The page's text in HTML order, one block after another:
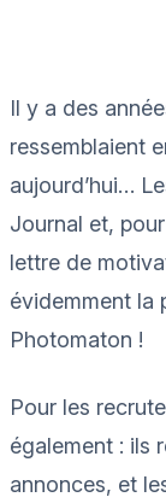
Il y a des
ressemblaient
aujourd’hui…
Journal et,
lettre de
évidemment la
Photomaton !
Pour les
également : ils
annonces, et